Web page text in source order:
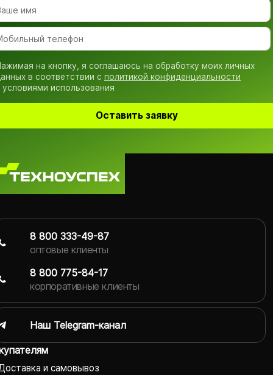
на кнопку, я соглашаюсь на обработку моих личных
в соответствии с политикой конфиденциальности
условиями использования
Оставить заявку
и самовывоз
8 800 333-49-87
оптовые клиенты
8 800 775-84-17
корпоративные клиенты
Наш Telegram-канал